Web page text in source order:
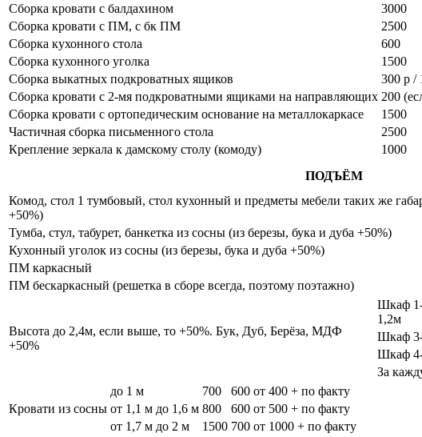
Сборка кровати с балдахином
3000
Сборка кровати с ПМ, с бк ПМ
2500
Сборка кухонного стола
600
Сборка кухонного уголка
1500
Сборка выкатных подкроватных ящиков
300 р /
Сборка кровати с 2-мя подкроватными ящиками на направляющих 200
Сборка кровати с ортопедическим основание на металлокаркасе
1500
Частичная сборка письменного стола
2500
Крепление зеркала к дамскому столу (комоду)
1000
ПОДЪЁМ
Комод, стол 1 тумбовый, стол кухонный и предметы мебели таких же
+50%)
Тумба, стул, табурет, банкетка из сосны (из березы, бука и дуба +50%)
Кухонный уголок из сосны (из березы, бука и дуба +50%)
ПМ каркасный
ПМ бескаркасный (решетка в сборе всегда, поэтому поэтажно)
Высота до 2,4м, если выше, то +50%. Бук, Дуб, Берёза, МДФ
+50%
Шкаф 1-
1,2м
Шкаф 3-
Шкаф 4-
За
Кровати из сосны
до 1 м 700 600 от 400 + по факту
от 1,1 м до 1,6 м 800 600 от 500 + по факту
от 1,7 м до 2 м
1500 700 от 1000 + по факту